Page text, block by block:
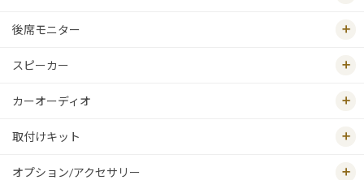
後席モニター
スピーカー
カーオーディオ
取付けキット
オプション/アクセサリー